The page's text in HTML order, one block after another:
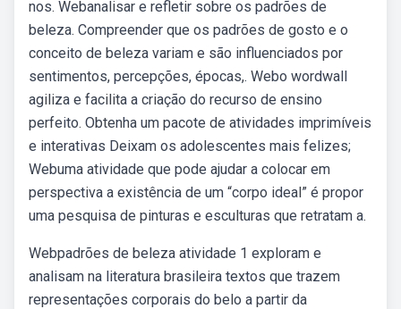
nos. Webanalisar e refletir sobre os padrões de
beleza. Compreender que os padrões de gosto e o
conceito de beleza variam e são influenciados por
sentimentos, percepções, épocas,. Webo wordwall
agiliza e facilita a criação do recurso de ensino
perfeito. Obtenha um pacote de atividades imprimíveis
e interativas Deixam os adolescentes mais felizes;
Webuma atividade que pode ajudar a colocar em
perspectiva a existência de um “corpo ideal” é propor
uma pesquisa de pinturas e esculturas que retratam a.
Webpadrões de beleza atividade 1 exploram e
analisam na literatura brasileira textos que trazem
representações corporais do belo a partir da